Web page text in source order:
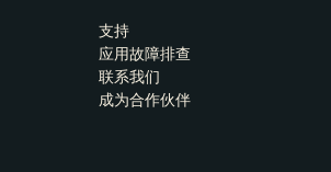
支持
应用故障排查
联系我们
成为合作伙伴